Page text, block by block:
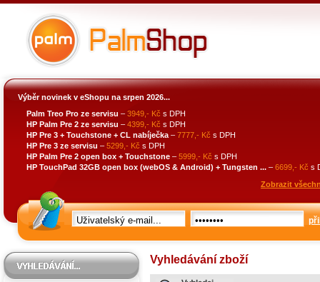
Výběr novinek v eShopu na srpen 2026...
Palm Treo Pro ze servisu – 3949,- Kč s DPH
HP Palm Pre 2 ze servisu – 4399,- Kč s DPH
HP Pre 3 + Touchstone + CL nabíječka – 7777,- Kč s DPH
HP Pre 3 ze servisu – 5299,- Kč s DPH
HP Palm Pre 2 open box + Touchstone – 5999,- Kč s DPH
HP TouchPad 32GB open box (webOS & Android) + Tungsten ... – 6699,- Kč s
Zobrazit
Vyhledávání zboží